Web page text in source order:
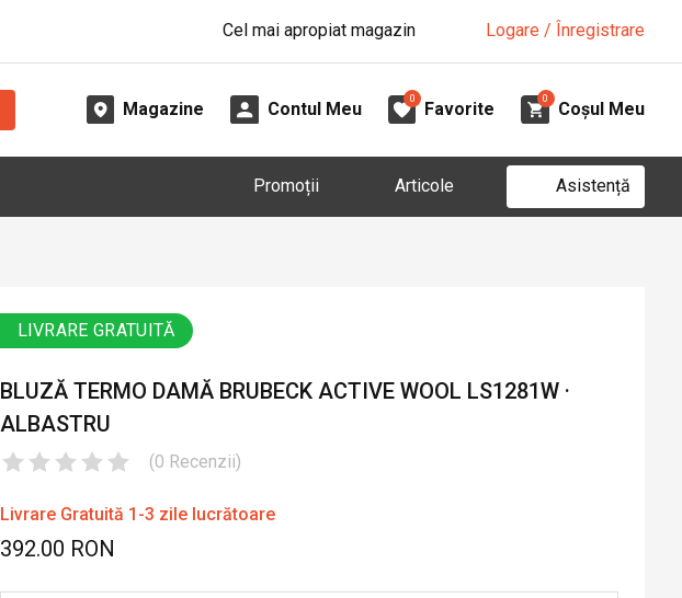
Cel mai apropiat magazin Logare / Înregistrare
Magazine Contul Meu
0
Favorite
0
Coșul Meu
Promoții Articole Asistență
LIVRARE GRATUITĂ
BLUZĂ TERMO DAMĂ BRUBECK ACTIVE WOOL LS1281W ·
ALBASTRU
(0 Recenzii)
Livrare Gratuită 1-3 zile lucrătoare
392.00 RON